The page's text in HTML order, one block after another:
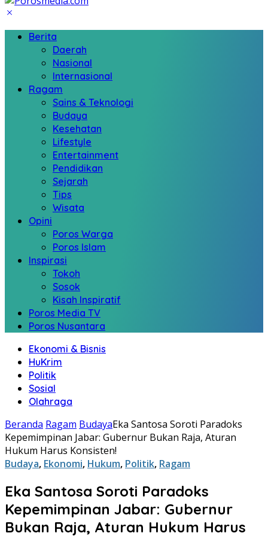
Berita
Daerah
Nasional
Internasional
Ragam
Sains & Teknologi
Budaya
Kesehatan
Lifestyle
Entertainment
Pendidikan
Sejarah
Tips
Wisata
Opini
Poros Warga
Poros Islam
Inspirasi
Tokoh
Sosok
Kisah Inspiratif
Poros Media TV
Poros Nusantara
Ekonomi & Bisnis
HuKrim
Politik
Sosial
Olahraga
Beranda Ragam Budaya​Eka Santosa Soroti Paradoks
Kepemimpinan Jabar: Gubernur Bukan Raja, Aturan
Hukum Harus Konsisten!
Budaya, Ekonomi, Hukum, Politik, Ragam
​Eka Santosa Soroti Paradoks
Kepemimpinan Jabar: Gubernur
Bukan Raja, Aturan Hukum Harus